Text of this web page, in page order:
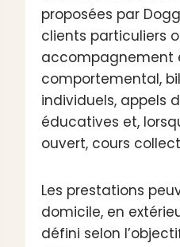
proposées par
clients particuliers
accompagnement
comportemental,
individuels, appels
éducatives et,
ouvert, cours
Les prestations
domicile, en
défini selon